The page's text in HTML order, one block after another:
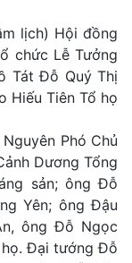
lịch) Hội đồng
chức Lễ Tưởng
Tát Đỗ Quý Thị
Hiếu Tiên Tổ họ
Phó Chủ
Dương Tổng
sản; ông Đỗ
Yên; ông Đậu
ông Đỗ Ngọc
họ. Đại tướng Đỗ